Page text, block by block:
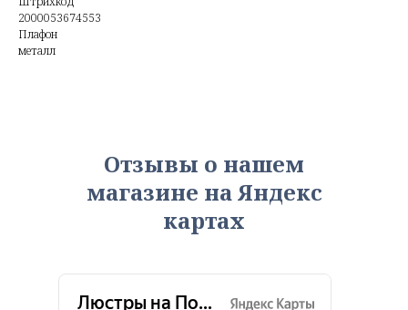
2000053674553
Плафон
металл
Отзывы о нашем
магазине на Яндекс
картах